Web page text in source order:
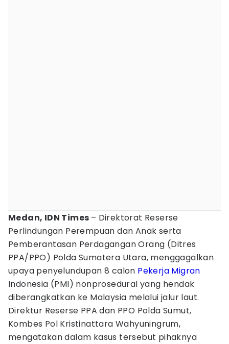
Medan, IDN Times – Direktorat Reserse
Perlindungan Perempuan dan Anak serta
Pemberantasan Perdagangan Orang (Ditres
PPA/PPO) Polda Sumatera Utara, menggagalkan
upaya penyelundupan 8 calon Pekerja Migran
Indonesia (PMI) nonprosedural yang hendak
diberangkatkan ke Malaysia melalui jalur laut.
Direktur Reserse PPA dan PPO Polda Sumut,
Kombes Pol Kristinattara Wahyuningrum,
mengatakan dalam kasus tersebut pihaknya